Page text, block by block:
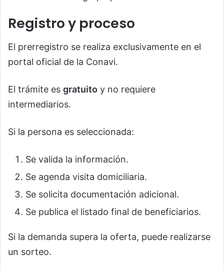
Registro y proceso
El prerregistro se realiza exclusivamente en el
portal oficial de la Conavi.
El trámite es gratuito y no requiere
intermediarios.
Si la persona es seleccionada:
Se valida la información.
Se agenda visita domiciliaria.
Se solicita documentación adicional.
Se publica el listado final de beneficiarios.
Si la demanda supera la oferta, puede realizarse
un sorteo.